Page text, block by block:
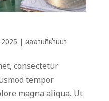
| ผลงานที่ผ่านมา
consectetur
tempor
magna aliqua. Ut